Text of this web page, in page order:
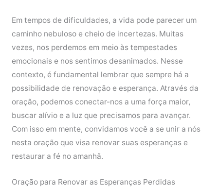
Em tempos de dificuldades, a vida pode parecer um
caminho nebuloso e cheio de incertezas. Muitas
vezes, nos perdemos em meio às tempestades
emocionais e nos sentimos desanimados. Nesse
contexto, é fundamental lembrar que sempre há a
possibilidade de renovação e esperança. Através da
oração, podemos conectar-nos a uma força maior,
buscar alívio e a luz que precisamos para avançar.
Com isso em mente, convidamos você a se unir a nós
nesta oração que visa renovar suas esperanças e
restaurar a fé no amanhã.
Oração para Renovar as Esperanças Perdidas